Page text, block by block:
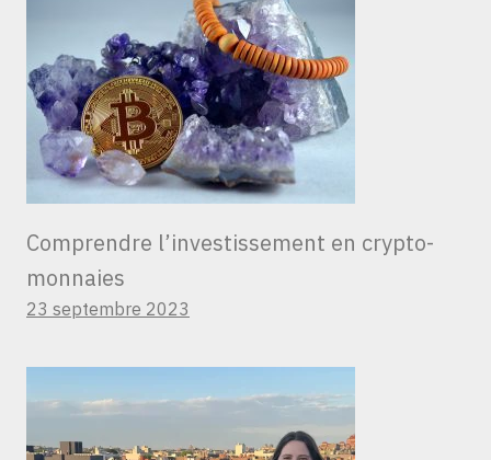
Comprendre l’investissement en crypto-
monnaies
23 septembre 2023